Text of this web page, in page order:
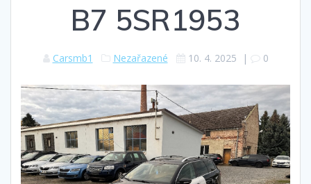
B7 5SR1953
Carsmb1 Nezařazené 10. 4. 2025 | 0